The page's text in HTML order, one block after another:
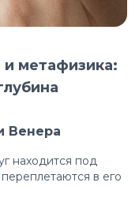
и метафизика:
Венера
находится под
в его